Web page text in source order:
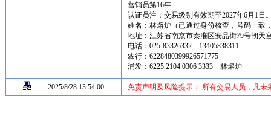
营销员第16年
认证员注：交易级别有效期至2027年6月1日
姓名：林熔炉（已通过身份核查，号码一致
地址：江苏省南京市秦淮区安品街79号朝天
电话：025-83326332 13405838311
农行：6228480399926571775
浦发：6225 2104 0306 3333 林熔炉
2025/8/28 13:54:00 免责声明及风险提示： 所有交易人员，凡